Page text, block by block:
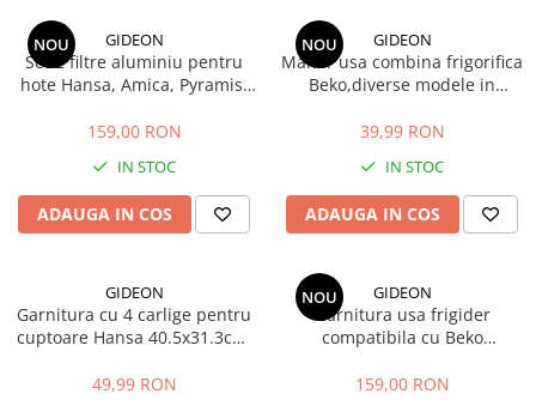
Accesorii Electrocasnice Mici
Filtre Purificatoare Aer
Accesorii Piese Aer Conditionat
NOU GIDEON
Set 2 filtre aluminiu pentru
hote Hansa, Amica, Pyramis,
mobila, 47.7x20.4 cm si
159,00 RON
IN STOC
ADAUGA IN COS
NOU GIDEON
Maner usa combina frigorifica
Beko,diverse modele in
22.5 cm
39,99 RON
IN STOC
ADAUGA IN COS
GIDEON
Garnitura cu 4 carlige pentru
cuptoare Hansa 40.5x31.3cm,
FCC, BOE, 1092, 1093,
49,99 RON
NOU GIDEON
Garnitura usa frigider
compatibila cu Beko
DBK386WD, DBK3862WD,
159,00 RON